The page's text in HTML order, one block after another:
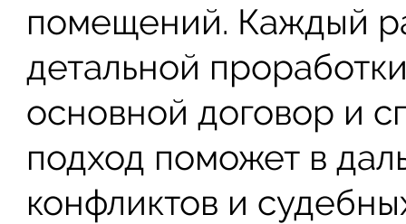
помещений. Каждый
детальной
основной договор и
подход поможет в
конфликтов и